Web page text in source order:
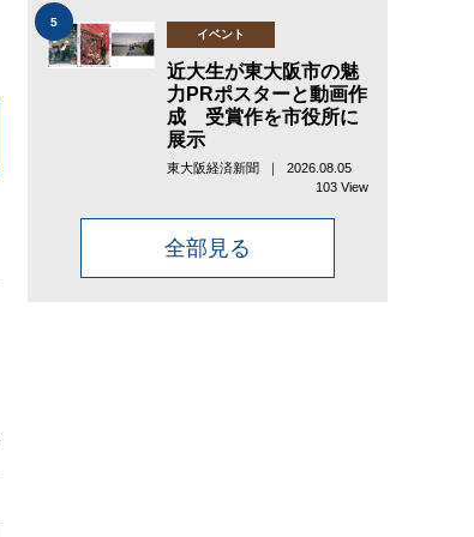
5
イベント
近大生が東大阪市の魅
力PRポスターと動画作
成 受賞作を市役所に
展示
東大阪経済新聞 ｜ 2026.08.05
103 View
全部見る